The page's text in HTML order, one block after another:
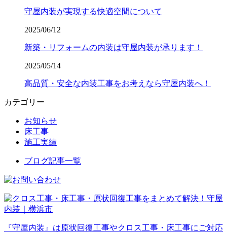
守屋内装が実現する快適空間について
2025/06/12
新築・リフォームの内装は守屋内装が承ります！
2025/05/14
高品質・安全な内装工事をお考えなら守屋内装へ！
カテゴリー
お知らせ
床工事
施工実績
ブログ記事一覧
『守屋内装』は原状回復工事やクロス工事・床工事にご対応